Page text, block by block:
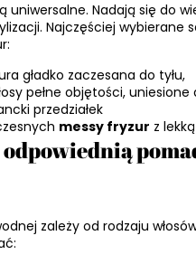
uniwersalne. Nadają się do
Najczęściej wybierane
gładko zaczesana do tyłu,
pełne objętości, uniesione
przedziałek
messy fryzur z lekką
zależy od rodzaju